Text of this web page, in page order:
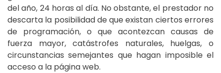
del año, 24 horas al día. No obstante, el prestador no
descarta la posibilidad de que existan ciertos errores
de programación, o que acontezcan causas de
fuerza mayor, catástrofes naturales, huelgas, o
circunstancias semejantes que hagan imposible el
acceso a la página web.